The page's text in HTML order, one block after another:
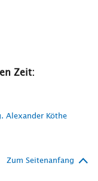
Zeit:
Alexander Köthe
Zum Seitenanfang